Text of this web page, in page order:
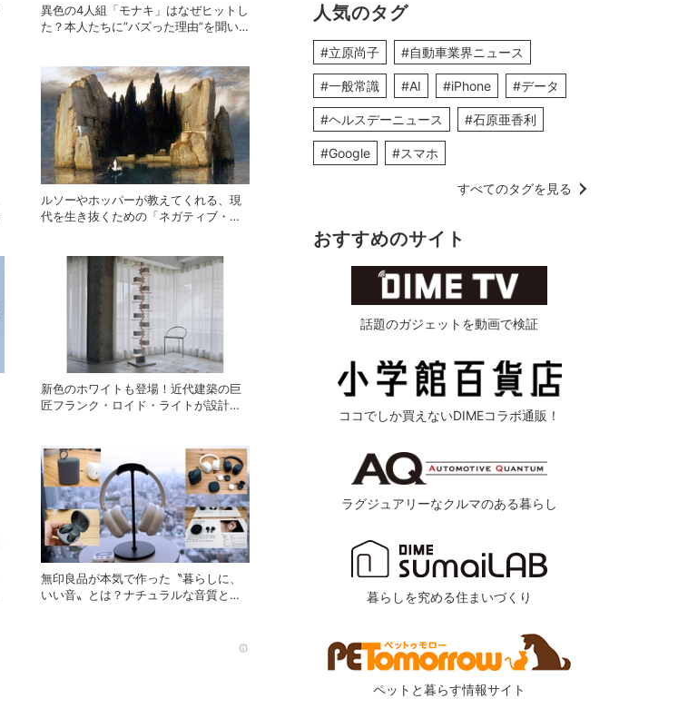
異色の4人組「モナキ」はなぜヒットし
た？本人たちに”バズった理由”を聞い
ルソーやホッパーが教えてくれる、現
代を生き抜くための「ネガティブ・ケ
新色のホワイトも登場！近代建築の巨
匠フランク・ロイド・ライトが設計し
無印良品が本気で作った〝暮らしに、
いい音〟とは？ナチュラルな音質と手
Recommended by
人気のタグ
#立原尚子 #自動車業界ニュース
#一般常識 #AI #iPhone #データ
#ヘルスデーニュース #石原亜香利
#Google #スマホ
すべてのタグを見る
おすすめのサイト
話題のガジェットを動画で検証
ココでしか買えないDIMEコラボ通販！
ラグジュアリーなクルマのある暮らし
暮らしを究める住まいづくり
ペットと暮らす情報サイト